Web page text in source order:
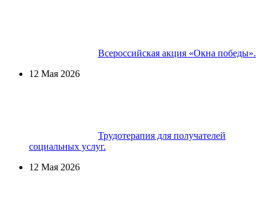
Всероссийская акция «Окна победы».
12 Мая 2026
Трудотерапия для получателей
социальных услуг.
12 Мая 2026